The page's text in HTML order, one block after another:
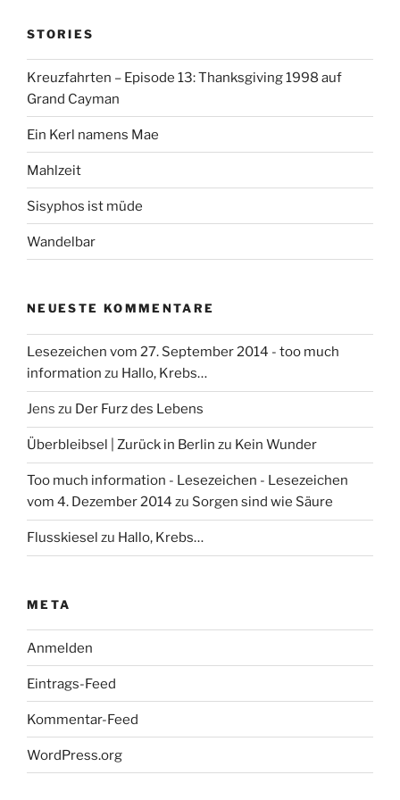
n
n
e
n
n
a
c
:
STORIES
Kreuzfahrten – Episode 13: Thanksgiving 1998 auf
Grand Cayman
Ein Kerl namens Mae
Mahlzeit
Sisyphos ist müde
Wandelbar
NEUESTE KOMMENTARE
Lesezeichen vom 27. September 2014 - too much
information zu Hallo, Krebs…
Jens zu Der Furz des Lebens
Überbleibsel | Zurück in Berlin zu Kein Wunder
Too much information - Lesezeichen - Lesezeichen
vom 4. Dezember 2014 zu Sorgen sind wie Säure
Flusskiesel zu Hallo, Krebs…
META
Anmelden
Eintrags-Feed
Kommentar-Feed
WordPress.org